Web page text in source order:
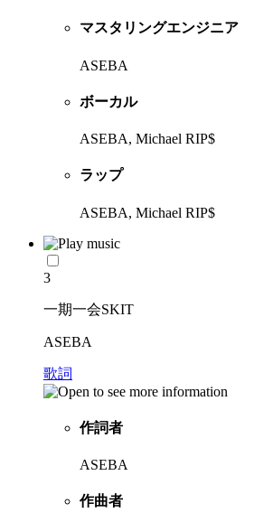
マスタリングエンジニア
ASEBA
ボーカル
ASEBA, Michael RIP$
ラップ
ASEBA, Michael RIP$
3
一期一会SKIT
ASEBA
歌詞
作詞者
ASEBA
作曲者